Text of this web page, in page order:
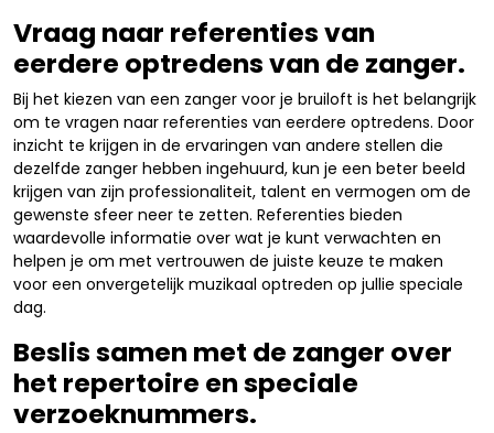
Vraag naar referenties van
eerdere optredens van de zanger.
Bij het kiezen van een zanger voor je bruiloft is het belangrijk
om te vragen naar referenties van eerdere optredens. Door
inzicht te krijgen in de ervaringen van andere stellen die
dezelfde zanger hebben ingehuurd, kun je een beter beeld
krijgen van zijn professionaliteit, talent en vermogen om de
gewenste sfeer neer te zetten. Referenties bieden
waardevolle informatie over wat je kunt verwachten en
helpen je om met vertrouwen de juiste keuze te maken
voor een onvergetelijk muzikaal optreden op jullie speciale
dag.
Beslis samen met de zanger over
het repertoire en speciale
verzoeknummers.